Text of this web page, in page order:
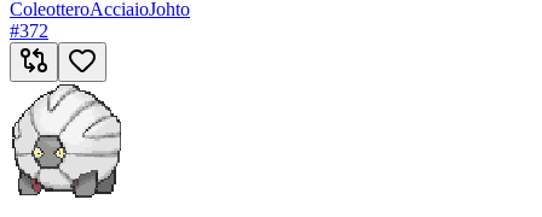
ColeotteroAcciaioJohto
#372